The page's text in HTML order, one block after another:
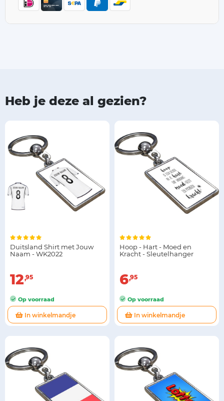
Heb je deze al gezien?
Duitsland Shirt met Jouw
Naam - WK2022
12 95
Op voorraad
In winkelmandje
Hoop - Hart - Moed en
Kracht - Sleutelhanger
6 95
Op voorraad
In winkelmandje